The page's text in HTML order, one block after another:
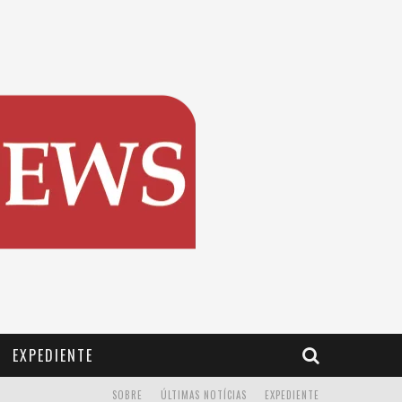
EXPEDIENTE
EXPEDIENTE
ÚLTIMAS NOTÍCIAS
SOBRE